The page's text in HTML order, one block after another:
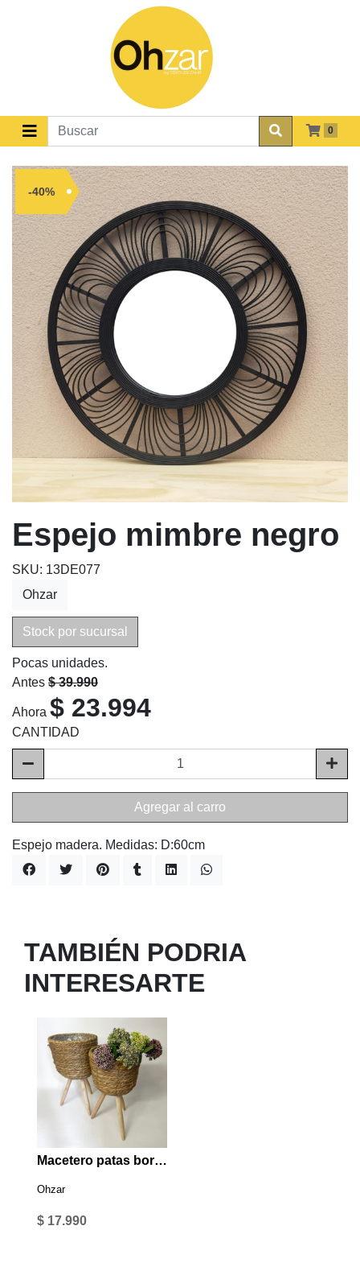
0
-40%
Espejo mimbre negro
SKU: 13DE077
Ohzar
Stock por sucursal
Pocas unidades.
Antes $ 39.990
Ahora $ 23.994
CANTIDAD
Agregar al carro
Espejo madera. Medidas: D:60cm
TAMBIÉN PODRIA
INTERESARTE
Macetero patas borde trenzado verde grande
Ohzar
$ 17.990